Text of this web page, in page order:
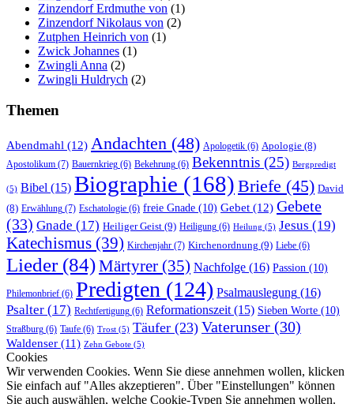
Zinzendorf Erdmuthe von (1)
Zinzendorf Nikolaus von (2)
Zutphen Heinrich von (1)
Zwick Johannes (1)
Zwingli Anna (2)
Zwingli Huldrych (2)
Themen
Abendmahl (12) Andachten (48) Apologetik (6) Apologie (8)
Apostolikum (7) Bauernkrieg (6) Bekehrung (6) Bekenntnis (25) Bergpredigt
(5) Bibel (15) Biographie (168) Briefe (45) David
(8) Erwählung (7) Eschatologie (6) freie Gnade (10) Gebet (12) Gebete
(33) Gnade (17) Heiliger Geist (9) Heiligung (6) Heilung (5) Jesus (19)
Katechismus (39) Kirchenjahr (7) Kirchenordnung (9) Liebe (6)
Lieder(84)Märtyrer (35) Nachfolge (16) Passion (10)
Philemonbrief (6) Predigten (124) Psalmauslegung (16)
Psalter (17) Rechtfertigung (6) Reformationszeit(15) Sieben Worte (10)
Straßburg (6) Taufe (6) Trost (5) Täufer (23) Vaterunser (30)
Waldenser (11) Zehn Gebote (5)
Cookies
Wir verwenden Cookies. Wenn Sie diese annehmen wollen, klicken
Sie einfach auf "Alles akzeptieren". Über "Einstellungen" können
Sie auch auswählen, welche Cookie-Typen Sie annehmen wollen.